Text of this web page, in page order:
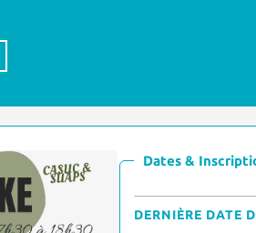
Dates &
DERNIÈRE DATE